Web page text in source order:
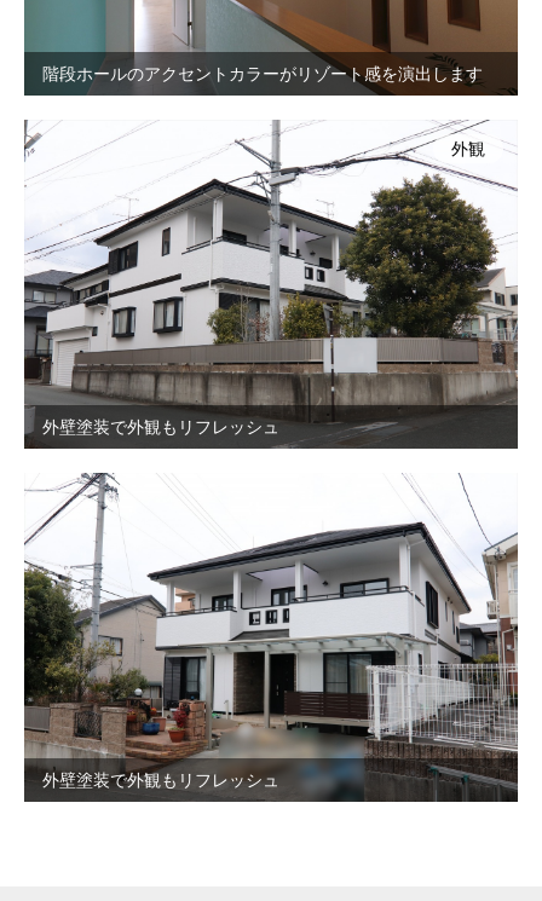
階段ホールのアクセントカラーがリゾート感を演出します
外壁塗装で外観もリフレッシュ
外観
外壁塗装で外観もリフレッシュ